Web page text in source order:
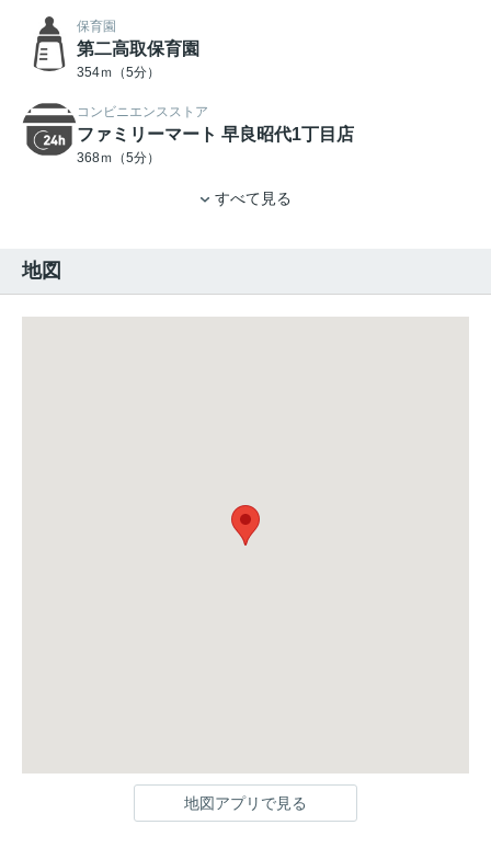
保育園
第二高取保育園
354ｍ（5分）
コンビニエンスストア
ファミリーマート 早良昭代1丁目店
368ｍ（5分）
すべて見る
地図
地図アプリで見る